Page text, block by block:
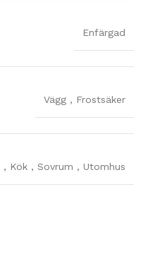
Enfärgad
Vägg , Frostsäker
, Kök , Sovrum , Utomhus